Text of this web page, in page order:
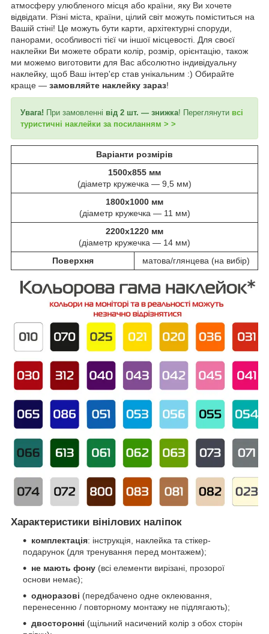
атмосферу улюбленого місця або країни, яку Ви хочете
відвідати. Різні міста, країни, цілий світ можуть поміститься на
Вашій стіні! Це можуть бути карти, архітектурні споруди,
панорами, особливості тієї чи іншої місцевості. Для своєї
наклейки Ви можете обрати колір, розмір, орієнтацію, також
ми можемо виготовити для Вас абсолютно індивідуальну
наклейку, щоб Ваш інтер'єр став унікальним :) Обирайте
краще — замовляйте наклейку зараз!
Увага! При замовленні від 2 шт. — знижка! Переглянути всі
туристичні наклейки за посиланням > >
Варіанти розмірів
1500х855 мм
(діаметр кружечка — 9,5 мм)
1800х1000 мм
(діаметр кружечка — 11 мм)
2200х1220 мм
(діаметр кружечка — 14 мм)
Поверхня
матова/глянцева (на вибір)
Характеристики вінілових наліпок
комплектація: інструкція, наклейка та стікер-
подарунок (для тренування перед монтажем);
не мають фону (всі елементи вирізані, прозорої
основи немає);
одноразові (передбачено одне оклеювання,
перенесенню / повторному монтажу не підлягають);
двосторонні (щільний насичений колір з обох сторін